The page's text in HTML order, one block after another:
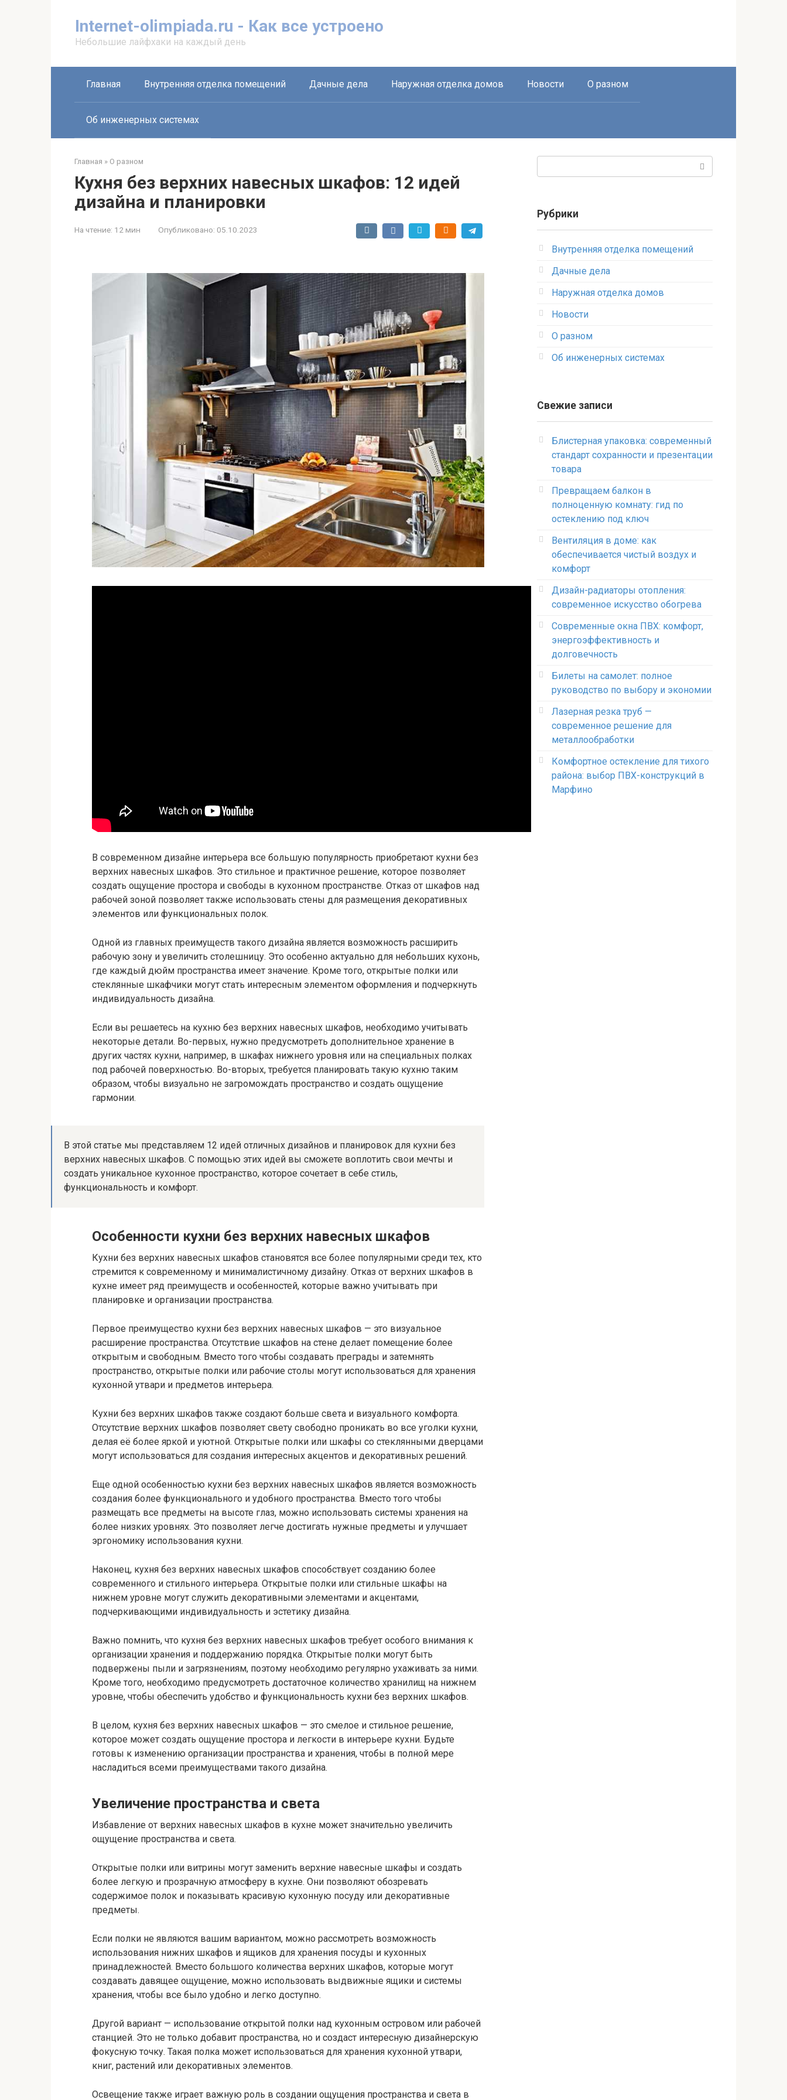
Internet-olimpiada.ru - Как все устроено
Небольшие лайфхаки на каждый день
Главная Внутренняя отделка помещений Дачные дела Наружная отделка домов Новости О разном
Об инженерных системах
Главная » О разном
Кухня без верхних навесных шкафов: 12 идей
дизайна и планировки
На чтение: 12 мин Опубликовано: 05.10.2023
В современном дизайне интерьера все большую популярность приобретают кухни без
верхних навесных шкафов. Это стильное и практичное решение, которое позволяет
создать ощущение простора и свободы в кухонном пространстве. Отказ от шкафов над
рабочей зоной позволяет также использовать стены для размещения декоративных
элементов или функциональных полок.
Одной из главных преимуществ такого дизайна является возможность расширить
рабочую зону и увеличить столешницу. Это особенно актуально для небольших кухонь,
где каждый дюйм пространства имеет значение. Кроме того, открытые полки или
стеклянные шкафчики могут стать интересным элементом оформления и подчеркнуть
индивидуальность дизайна.
Если вы решаетесь на кухню без верхних навесных шкафов, необходимо учитывать
некоторые детали. Во-первых, нужно предусмотреть дополнительное хранение в
других частях кухни, например, в шкафах нижнего уровня или на специальных полках
под рабочей поверхностью. Во-вторых, требуется планировать такую кухню таким
образом, чтобы визуально не загромождать пространство и создать ощущение
гармонии.
В этой статье мы представляем 12 идей отличных дизайнов и планировок для кухни без
верхних навесных шкафов. С помощью этих идей вы сможете воплотить свои мечты и
создать уникальное кухонное пространство, которое сочетает в себе стиль,
функциональность и комфорт.
Особенности кухни без верхних навесных шкафов
Кухни без верхних навесных шкафов становятся все более популярными среди тех, кто
стремится к современному и минималистичному дизайну. Отказ от верхних шкафов в
кухне имеет ряд преимуществ и особенностей, которые важно учитывать при
планировке и организации пространства.
Первое преимущество кухни без верхних навесных шкафов — это визуальное
расширение пространства. Отсутствие шкафов на стене делает помещение более
открытым и свободным. Вместо того чтобы создавать преграды и затемнять
пространство, открытые полки или рабочие столы могут использоваться для хранения
кухонной утвари и предметов интерьера.
Кухни без верхних шкафов также создают больше света и визуального комфорта.
Отсутствие верхних шкафов позволяет свету свободно проникать во все уголки кухни,
делая её более яркой и уютной. Открытые полки или шкафы со стеклянными дверцами
могут использоваться для создания интересных акцентов и декоративных решений.
Еще одной особенностью кухни без верхних навесных шкафов является возможность
создания более функционального и удобного пространства. Вместо того чтобы
размещать все предметы на высоте глаз, можно использовать системы хранения на
более низких уровнях. Это позволяет легче достигать нужные предметы и улучшает
эргономику использования кухни.
Наконец, кухня без верхних навесных шкафов способствует созданию более
современного и стильного интерьера. Открытые полки или стильные шкафы на
нижнем уровне могут служить декоративными элементами и акцентами,
подчеркивающими индивидуальность и эстетику дизайна.
Важно помнить, что кухня без верхних навесных шкафов требует особого внимания к
организации хранения и поддержанию порядка. Открытые полки могут быть
подвержены пыли и загрязнениям, поэтому необходимо регулярно ухаживать за ними.
Кроме того, необходимо предусмотреть достаточное количество хранилищ на нижнем
уровне, чтобы обеспечить удобство и функциональность кухни без верхних шкафов.
В целом, кухня без верхних навесных шкафов — это смелое и стильное решение,
которое может создать ощущение простора и легкости в интерьере кухни. Будьте
готовы к изменению организации пространства и хранения, чтобы в полной мере
насладиться всеми преимуществами такого дизайна.
Увеличение пространства и света
Избавление от верхних навесных шкафов в кухне может значительно увеличить
ощущение пространства и света.
Открытые полки или витрины могут заменить верхние навесные шкафы и создать
более легкую и прозрачную атмосферу в кухне. Они позволяют обозревать
содержимое полок и показывать красивую кухонную посуду или декоративные
предметы.
Если полки не являются вашим вариантом, можно рассмотреть возможность
использования нижних шкафов и ящиков для хранения посуды и кухонных
принадлежностей. Вместо большого количества верхних шкафов, которые могут
создавать давящее ощущение, можно использовать выдвижные ящики и системы
хранения, чтобы все было удобно и легко доступно.
Другой вариант — использование открытой полки над кухонным островом или рабочей
станцией. Это не только добавит пространства, но и создаст интересную дизайнерскую
фокусную точку. Такая полка может использоваться для хранения кухонной утвари,
книг, растений или декоративных элементов.
Освещение также играет важную роль в создании ощущения пространства и света в
Рубрики
Внутренняя отделка помещений
Дачные дела
Наружная отделка домов
Новости
О разном
Об инженерных системах
Свежие записи
Блистерная упаковка: современный
стандарт сохранности и презентации
товара
Превращаем балкон в
полноценную комнату: гид по
остеклению под ключ
Вентиляция в доме: как
обеспечивается чистый воздух и
комфорт
Дизайн-радиаторы отопления:
современное искусство обогрева
Современные окна ПВХ: комфорт,
энергоэффективность и
долговечность
Билеты на самолет: полное
руководство по выбору и экономии
Лазерная резка труб —
современное решение для
металлообработки
Комфортное остекление для тихого
района: выбор ПВХ-конструкций в
Марфино